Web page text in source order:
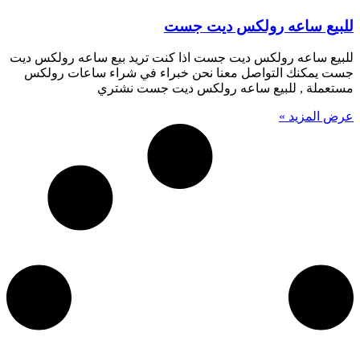
للبيع ساعه رولكس ديت جست
للبيع ساعه رولكس ديت جست اذا كنت تريد بيع ساعه رولكس ديت
جست يمكنك التواصل معنا نحن خبراء في شراء ساعات رولكس
مستعملة , للبيع ساعه رولكس ديت جست نشتري
عرض المزيد »